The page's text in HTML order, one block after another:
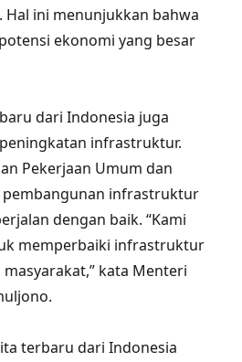
Hal ini menunjukkan bahwa
ekonomi yang besar
dari Indonesia juga
infrastruktur.
Pekerjaan Umum dan
pembangunan infrastruktur
dengan baik. “Kami
memperbaiki infrastruktur
kata Menteri
terbaru dari Indonesia